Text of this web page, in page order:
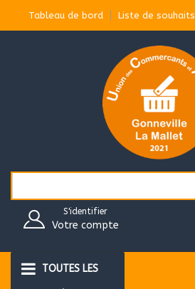
Tableau de bord Liste de souhaits
S'identifier
Votre compte
TOUTES LES